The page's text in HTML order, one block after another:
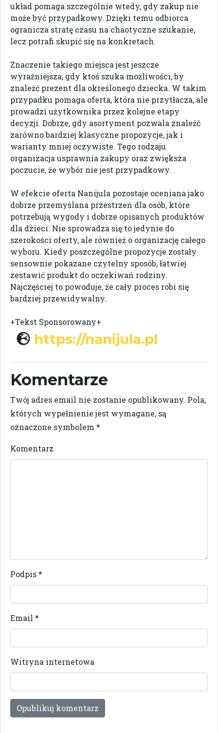
układ pomaga szczególnie wtedy, gdy zakup nie
może być przypadkowy. Dzięki temu odbiorca
ogranicza stratę czasu na chaotyczne szukanie,
lecz potrafi skupić się na konkretach.
Znaczenie takiego miejsca jest jeszcze
wyraźniejsza, gdy ktoś szuka możliwości, by
znaleźć prezent dla określonego dziecka. W takim
przypadku pomaga oferta, która nie przytłacza, ale
prowadzi użytkownika przez kolejne etapy
decyzji. Dobrze, gdy asortyment pozwala znaleźć
zarówno bardziej klasyczne propozycje, jak i
warianty mniej oczywiste. Tego rodzaju
organizacja usprawnia zakupy oraz zwiększa
poczucie, że wybór nie jest przypadkowy.
W efekcie oferta Nanijula pozostaje oceniana jako
dobrze przemyślana przestrzeń dla osób, które
potrzebują wygody i dobrze opisanych produktów
dla dzieci. Nie sprowadza się to jedynie do
szerokości oferty, ale również o organizację całego
wyboru. Kiedy poszczególne propozycje zostały
sensownie pokazane czytelny sposób, łatwiej
zestawić produkt do oczekiwań rodziny.
Najczęściej to powoduje, że cały proces robi się
bardziej przewidywalny.
+Tekst Sponsorowany+
https://nanijula.pl
Komentarze
Twój adres email nie zostanie opublikowany. Pola,
których wypełnienie jest wymagane, są
oznaczone symbolem *
Komentarz
Podpis*
Email *
Witryna internetowa